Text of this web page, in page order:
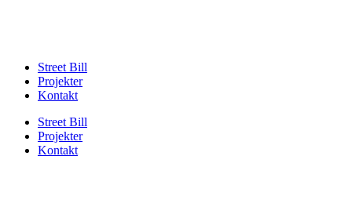
Street Bill
Projekter
Kontakt
Street Bill
Projekter
Kontakt